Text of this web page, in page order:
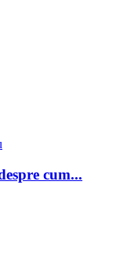
cum...